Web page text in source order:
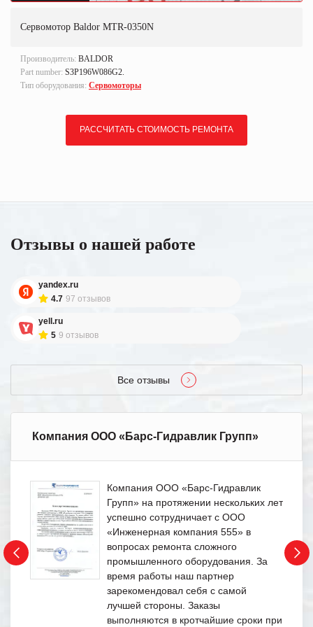
Сервомотор Baldor MTR-0350N
Производитель: BALDOR
Part number: S3P196W086G2.
Тип оборудования: Сервомоторы
РАССЧИТАТЬ СТОИМОСТЬ РЕМОНТА
Отзывы о нашей работе
yandex.ru
4.7 97 отзывов
yell.ru
5 9 отзывов
Все отзывы
Компания ООО «Барс-Гидравлик Групп»
Компания ООО «Барс-Гидравлик
Групп» на протяжении нескольких лет
успешно сотрудничает с ООО
«Инженерная компания 555» в
вопросах ремонта сложного
промышленного оборудования. За
время работы наш партнер
зарекомендовал себя с самой
лучшей стороны. Заказы
выполняются в кротчайшие сроки при